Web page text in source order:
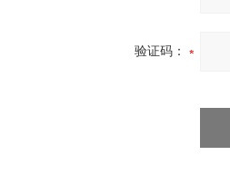
验证码：